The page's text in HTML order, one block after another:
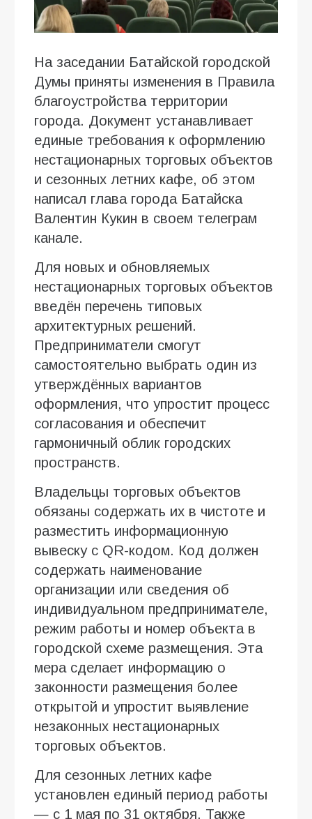
На заседании Батайской городской
Думы приняты изменения в Правила
благоустройства территории
города. Документ устанавливает
единые требования к оформлению
нестационарных торговых объектов
и сезонных летних кафе, об этом
написал глава города Батайска
Валентин Кукин в своем телеграм
канале.
Для новых и обновляемых
нестационарных торговых объектов
введён перечень типовых
архитектурных решений.
Предприниматели смогут
самостоятельно выбрать один из
утверждённых вариантов
оформления, что упростит процесс
согласования и обеспечит
гармоничный облик городских
пространств.
Владельцы торговых объектов
обязаны содержать их в чистоте и
разместить информационную
вывеску с QR-кодом. Код должен
содержать наименование
организации или сведения об
индивидуальном предпринимателе,
режим работы и номер объекта в
городской схеме размещения. Эта
мера сделает информацию о
законности размещения более
открытой и упростит выявление
незаконных нестационарных
торговых объектов.
Для сезонных летних кафе
установлен единый период работы
— с 1 мая по 31 октября. Также